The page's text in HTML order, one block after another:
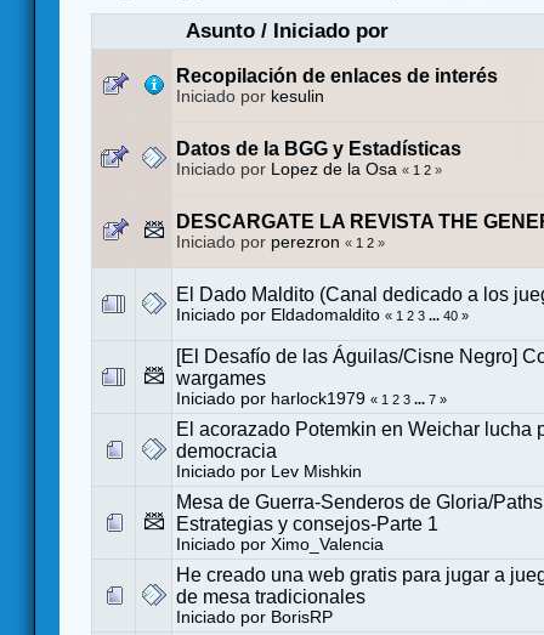
Asunto/ Iniciado por
Recopilación de enlaces de interés
Iniciado por kesulin
Datos de la BGG y Estadísticas
Iniciado por Lopez de la Osa « 1 2 »
DESCARGATE LA REVISTA THE
Iniciado por perezron « 1 2 »
El Dado Maldito (Canal dedicado a los
Iniciado por Eldadomaldito « 1 2 3 ... 40 »
[El Desafío de las Águilas/Cisne Negro]
wargames
Iniciado por harlock1979 « 1 2 3 ... 7 »
El acorazado Potemkin en Weichar lucha
democracia
Iniciado por Lev Mishkin
Mesa de Guerra-Senderos de Gloria/
Estrategias y consejos-Parte 1
Iniciado por Ximo_Valencia
He creado una web gratis para jugar a
de mesa tradicionales
Iniciado por BorisRP